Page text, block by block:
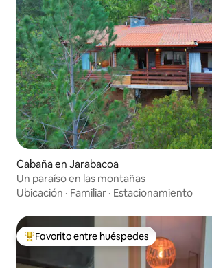
Cabaña en Jarabacoa
Un paraíso en las montañas
Ubicación · Familiar · Estacionamiento
De los mejores en Favorito entre huéspedes
Favorito entre huéspedes